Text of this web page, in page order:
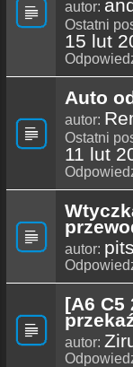
autor:
Ostatni
15 lut
Auto
autor:
Ostatni
11 lut
autor:
[A6 C5
autor: